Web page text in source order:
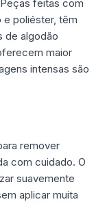
feitas com
poliéster, têm
de algodão
maior
intensas são
remover
com cuidado. O
suavemente
aplicar muita